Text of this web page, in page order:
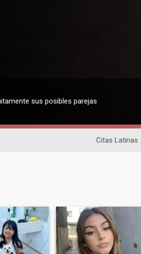
sus posibles parejas
Citas Latinas